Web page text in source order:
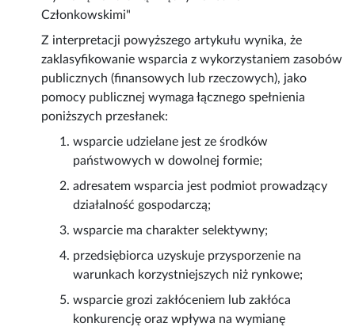
Członkowskimi"
Z interpretacji powyższego artykułu wynika, że
zaklasyfikowanie wsparcia z wykorzystaniem zasobów
publicznych (finansowych lub rzeczowych), jako
pomocy publicznej wymaga łącznego spełnienia
poniższych przesłanek:
wsparcie udzielane jest ze środków
państwowych w dowolnej formie;
adresatem wsparcia jest podmiot prowadzący
działalność gospodarczą;
wsparcie ma charakter selektywny;
przedsiębiorca uzyskuje przysporzenie na
warunkach korzystniejszych niż rynkowe;
wsparcie grozi zakłóceniem lub zakłóca
konkurencję oraz wpływa na wymianę